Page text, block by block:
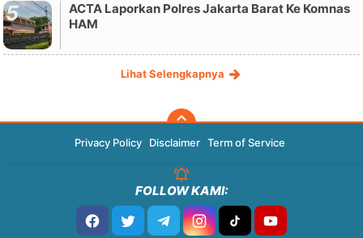
ACTA Laporkan Polres Jakarta Barat Ke Komnas
HAM
Lihat Selengkapnya
Privacy Policy Disclaimer Term of Service
FOLLOW KAMI: